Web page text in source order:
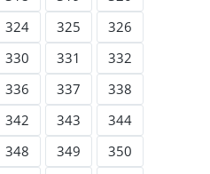
324 325
326
330 331
332
336 337
338
342 343
344
348 349
350